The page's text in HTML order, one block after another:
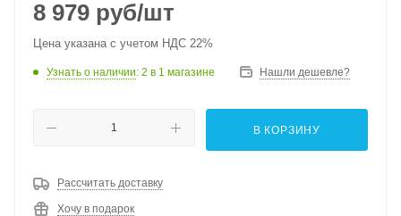
8 979 руб/шт
Цена указана с учетом НДС 22%
Узнать о наличии: 2 в 1 магазине Нашли дешевле?
В КОРЗИНУ
Рассчитать доставку
Хочу в подарок